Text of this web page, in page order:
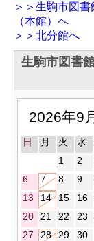
＞＞生駒市図書
（本館）へ
＞＞北分館へ
生駒市図書
2026年9月
日 月 火 水
1
2
6
7 8 9
13
14 15 16
20
21 22 23
27
28 29 30